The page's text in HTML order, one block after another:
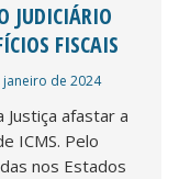
JUDICIÁRIO
FISCAIS
janeiro de 2024
afastar a
ICMS. Pelo
nos Estados